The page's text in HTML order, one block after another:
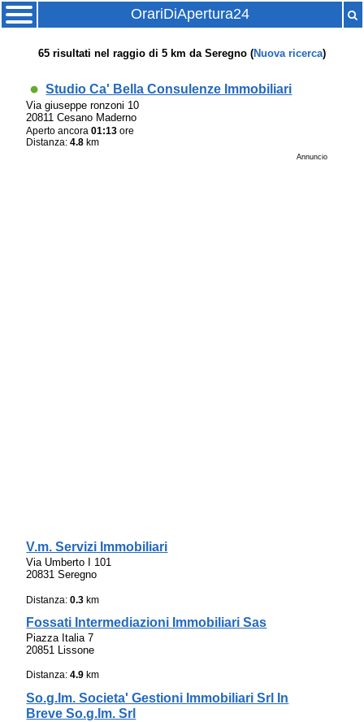
OrariDiApertura24
65 risultati nel raggio di 5 km da Seregno (Nuova ricerca)
Studio Ca' Bella Consulenze Immobiliari
Via giuseppe ronzoni 10
20811 Cesano Maderno
Aperto ancora01:13 ore
Distanza:4.8 km
Annuncio
V.m. Servizi Immobiliari
Via Umberto I 101
20831 Seregno
Distanza:0.3 km
Fossati Intermediazioni Immobiliari Sas
Piazza Italia 7
20851 Lissone
Distanza:4.9 km
So.g.Im. Societa' Gestioni Immobiliari Srl In
Breve So.g.Im. Srl